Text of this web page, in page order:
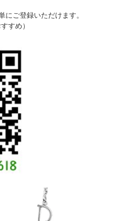
にご登録いただけます。
すめ）